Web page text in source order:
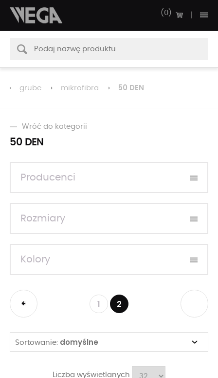
0
grube mikrofibra 50 DEN
Wróć do kategorii
50 DEN
Producenci
Rozmiary
Kolory
1 2
Sortowanie: domyślne
Liczba wyświetlanych